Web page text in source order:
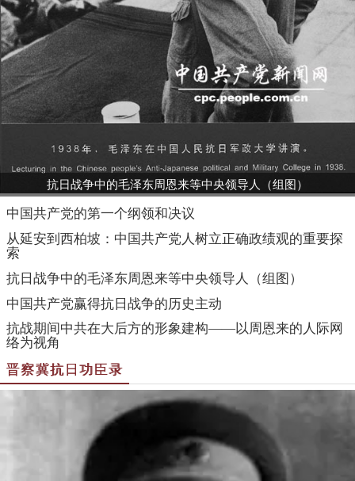
抗日战争中的毛泽东周恩来等中央领导人（组图）
中国共产党的第一个纲领和决议
从延安到西柏坡：中国共产党人树立正确政绩观的重要探
索
抗日战争中的毛泽东周恩来等中央领导人（组图）
中国共产党赢得抗日战争的历史主动
抗战期间中共在大后方的形象建构——以周恩来的人际网
络为视角
晋察冀抗日功臣录